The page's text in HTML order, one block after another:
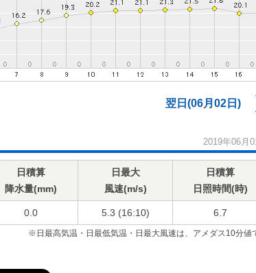
翌日(06月02日)
2019年06月
日積算
降水量(mm)
日最大
風速(m/s)
日積算
日照時間(時)
0.0 5.3 (16:10) 6.7
※日最高気温・日最低気温・日最大風速は、アメダス10分値